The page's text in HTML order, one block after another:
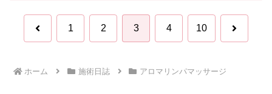
前 1 2 3 4 10 次
ホーム 施術日誌 アロマリンパマッサージ